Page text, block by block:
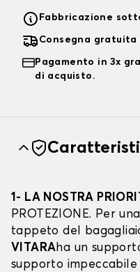
Fabbricazione
Consegna gratuita
Pagamento in 3x
di acquisto.
1- LA NOSTRA
PROTEZIONE. Per
tappeto del
VITARAha un
supporto